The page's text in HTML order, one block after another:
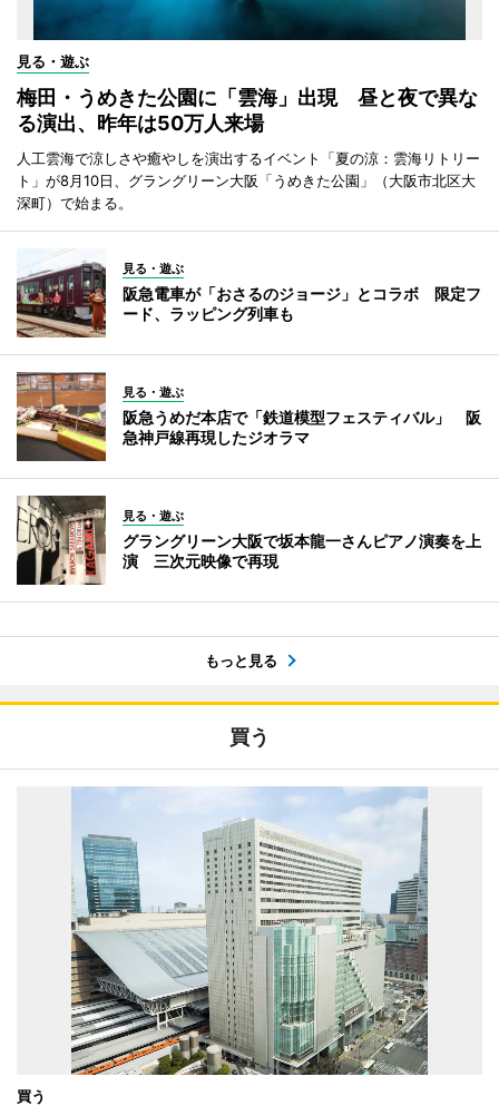
見る・遊ぶ
梅田・うめきた公園に「雲海」出現 昼と夜で異な
る演出、昨年は50万人来場
人工雲海で涼しさや癒やしを演出するイベント「夏の涼：雲海リトリー
ト」が8月10日、グラングリーン大阪「うめきた公園」（大阪市北区大
深町）で始まる。
見る・遊ぶ
阪急電車が「おさるのジョージ」とコラボ 限定フ
ード、ラッピング列車も
見る・遊ぶ
阪急うめだ本店で「鉄道模型フェスティバル」 阪
急神戸線再現したジオラマ
見る・遊ぶ
グラングリーン大阪で坂本龍一さんピアノ演奏を上
演 三次元映像で再現
もっと見る
買う
買う